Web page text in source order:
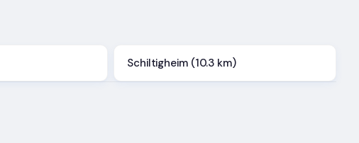
Schiltigheim (10.3 km)